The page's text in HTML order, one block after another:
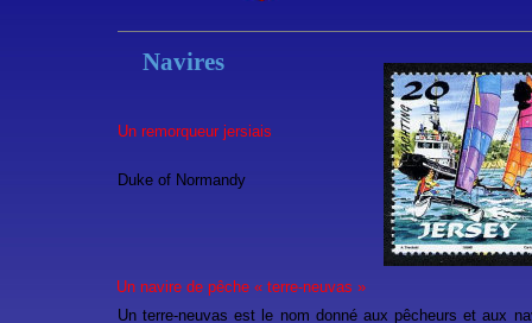
Navires
Un remorqueur jersiais
Un terre-neuvas est le nom donné aux pêcheurs et aux
Un navire de pêche « terre-neuvas »
Duke of Normandy